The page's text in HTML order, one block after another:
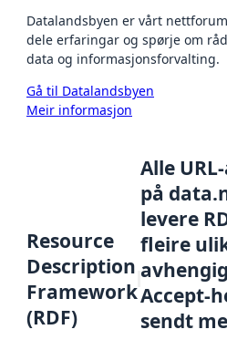
Datalandsbyen er vårt
dele erfaringar og spørje om
data og informasjonsforvalting.
Gå til Datalandsbyen
Meir informasjon
Resource
Description
Framework
(RDF)
Alle
på
levere
fleire
Accept-
sendt